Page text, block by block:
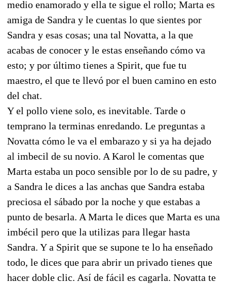
medio enamorado y ella te sigue el rollo; Marta es
amiga de Sandra y le cuentas lo que sientes por
Sandra y esas cosas; una tal Novatta, a la que
acabas de conocer y le estas enseñando cómo va
esto; y por último tienes a Spirit, que fue tu
maestro, el que te llevó por el buen camino en esto
del chat.
Y el pollo viene solo, es inevitable. Tarde o
temprano la terminas enredando. Le preguntas a
Novatta cómo le va el embarazo y si ya ha dejado
al imbecil de su novio. A Karol le comentas que
Marta estaba un poco sensible por lo de su padre, y
a Sandra le dices a las anchas que Sandra estaba
preciosa el sábado por la noche y que estabas a
punto de besarla. A Marta le dices que Marta es una
imbécil pero que la utilizas para llegar hasta
Sandra. Y a Spirit que se supone te lo ha enseñado
todo, le dices que para abrir un privado tienes que
hacer doble clic. Así de fácil es cagarla. Novatta te